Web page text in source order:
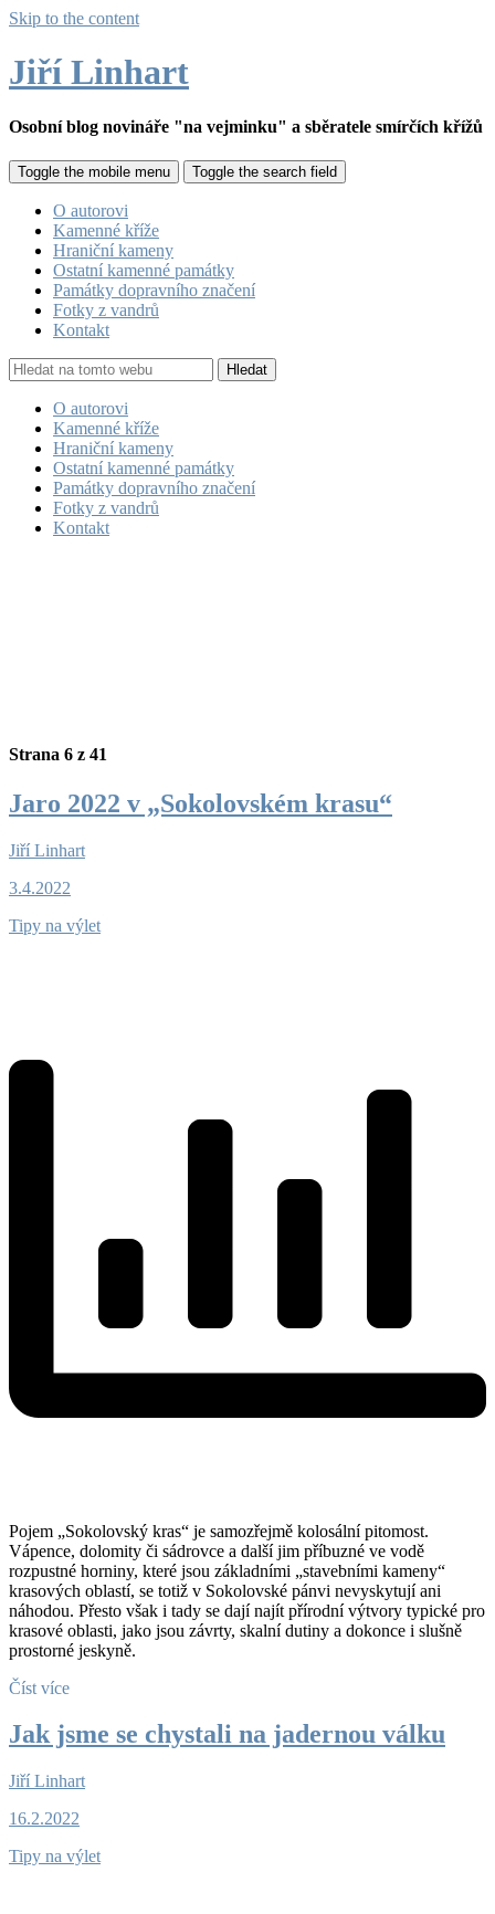
Skip to the content
Jiří Linhart
Osobní blog novináře "na vejminku" a sběratele smírčích křížů
Toggle the mobile menu Toggle the search field
O autorovi
Kamenné kříže
Hraniční kameny
Ostatní kamenné památky
Památky dopravního značení
Fotky z vandrů
Kontakt
Hledat
O autorovi
Kamenné kříže
Hraniční kameny
Ostatní kamenné památky
Památky dopravního značení
Fotky z vandrů
Kontakt
Strana 6 z 41
Jaro 2022 v „Sokolovském krasu“
Jiří Linhart
3.4.2022
Tipy na výlet
Pojem „Sokolovský kras“ je samozřejmě kolosální pitomost.
Vápence, dolomity či sádrovce a další jim příbuzné ve vodě
rozpustné horniny, které jsou základními „stavebními kameny“
krasových oblastí, se totiž v Sokolovské pánvi nevyskytují ani
náhodou. Přesto však i tady se dají najít přírodní výtvory typické pro
krasové oblasti, jako jsou závrty, skalní dutiny a dokonce i slušně
prostorné jeskyně.
Číst více
Jak jsme se chystali na jadernou válku
Jiří Linhart
16.2.2022
Tipy na výlet